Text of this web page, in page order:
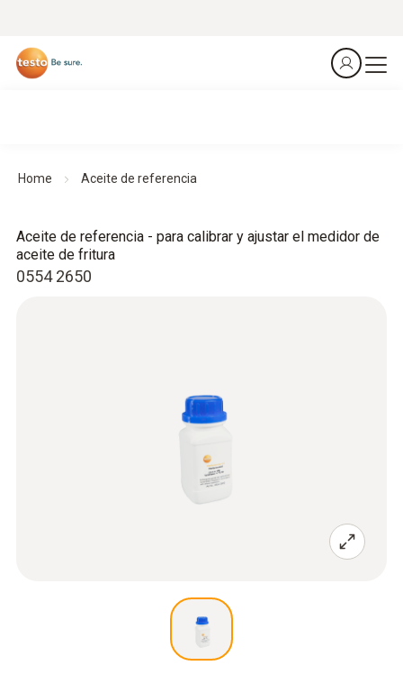
Home Aceite de referencia
0554 2650
Aceite de referencia - para calibrar y ajustar el medidor de
aceite de fritura